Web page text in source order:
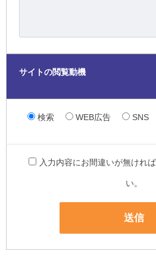
サイトの閲覧動機
検索 WEB広告 SNS
入力内容にお間違いが無けれ
い。